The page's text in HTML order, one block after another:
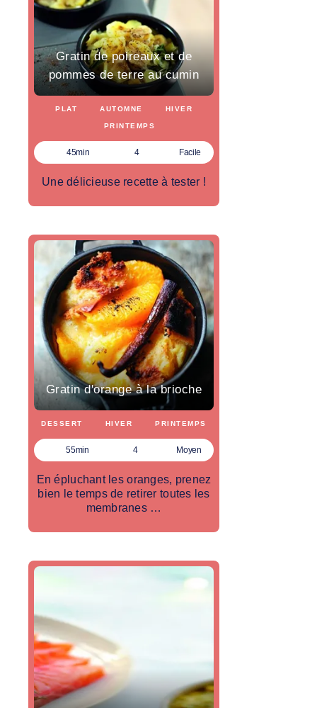
Gratin de poireaux et de
pommes de terre au cumin
PLAT AUTOMNE HIVER
PRINTEMPS
45min 4 Facile
Une délicieuse recette à tester !
Gratin d'orange à la brioche
DESSERT HIVER PRINTEMPS
55min 4 Moyen
En épluchant les oranges, prenez
bien le temps de retirer toutes les
membranes …